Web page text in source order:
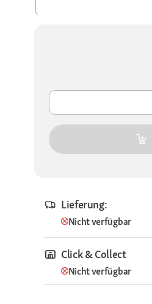
Lieferung:
Nicht verfügbar
Click & Collect
Nicht verfügbar